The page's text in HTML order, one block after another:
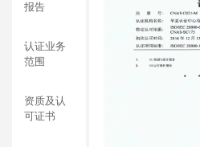
报告
认证业务
范围
资质及认
可证书